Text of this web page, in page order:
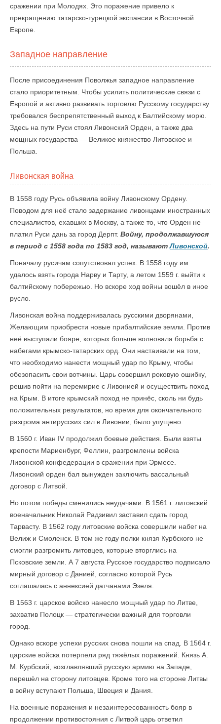
сражении при Молодях. Это поражение привело к
прекращению татарско-турецкой экспансии в Восточной
Европе.
Западное направление
После присоединения Поволжья западное направление
стало приоритетным. Чтобы усилить политические связи с
Европой и активно развивать торговлю Русскому государству
требовался беспрепятственный выход к Балтийскому морю.
Здесь на пути Руси стоял Ливонский Орден, а также два
мощных государства — Великое княжество Литовское и
Польша.
Ливонская война
В 1558 году Русь объявила войну Ливонскому Ордену.
Поводом для неё стало задержание ливонцами иностранных
специалистов, ехавших в Москву, а также то, что Орден не
платил Руси дань за город Дерпт. Войну, продолжавшуюся
в период с 1558 года по 1583 год, называютЛивонской.
Поначалу русичам сопутствовал успех. В 1558 году им
удалось взять города Нарву и Тарту, а летом 1559 г. выйти к
балтийскому побережью. Но вскоре ход войны вошёл в иное
русло.
Ливонская война поддерживалась русскими дворянами,
Желающим приобрести новые прибалтийские земли. Против
неё выступали бояре, которых больше волновала борьба с
набегами крымско-татарских орд. Они настаивали на том,
что необходимо нанести мощный удар по Крыму, чтобы
обезопасить свои вотчины. Царь совершил роковую ошибку,
решив пойти на перемирие с Ливонией и осуществить поход
на Крым. В итоге крымский поход не принёс, сколь ни будь
положительных результатов, но время для окончательного
разгрома антирусских сил в Ливонии, было упущено.
В 1560 г. Иван IV продолжил боевые действия. Были взяты
крепости Мариенбург, Феллин, разгромлены войска
Ливонской конфедерации в сражении при Эрмесе.
Ливонский орден бал вынужден заключить вассальный
договор с Литвой.
Но потом победы сменились неудачами. В 1561 г. литовский
военачальник Николай Радзивил заставил сдать город
Тарвасту. В 1562 году литовские войска совершили набег на
Велиж и Смоленск. В том же году полки князя Курбского не
смогли разгромить литовцев, которые вторглись на
Псковские земли. А 7 августа Русское государство подписало
мирный договор с Данией, согласно которой Русь
соглашалась с аннексией датчанами Эзеля.
В 1563 г. царское войско нанесло мощный удар по Литве,
захватив Полоцк — стратегически важный для торговли
город.
Однако вскоре успехи русских снова пошли на спад. В 1564 г.
царские войска потерпели ряд тяжёлых поражений. Князь А.
М. Курбский, возглавлявший русскую армию на Западе,
перешёл на сторону литовцев. Кроме того на стороне Литвы
в войну вступают Польша, Швеция и Дания.
На военные поражения и незаинтересованность бояр в
продолжении противостояния с Литвой царь ответил